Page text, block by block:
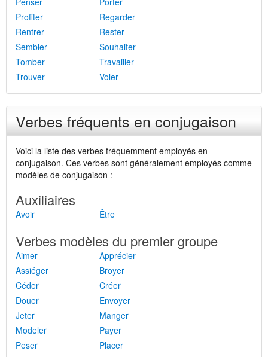
Profiter
Regarder
Rentrer
Rester
Sembler
Souhaiter
Tomber
Travailler
Trouver
Voler
Verbes fréquents en conjugaison
Voici la liste des verbes fréquemment employés en
conjugaison. Ces verbes sont généralement employés comme
modèles de conjugaison :
Auxiliaires
Avoir Être
Verbes modèles du premier groupe
Aimer
Apprécier
Assiéger
Broyer
Céder
Créer
Douer
Envoyer
Jeter
Manger
Modeler
Payer
Peser
Placer